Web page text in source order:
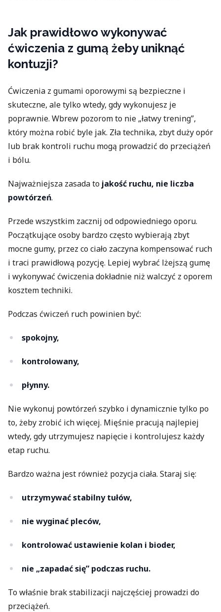
Jak prawidłowo wykonywać
ćwiczenia z gumą żeby uniknąć
kontuzji?
Ćwiczenia z gumami oporowymi są bezpieczne i
skuteczne, ale tylko wtedy, gdy wykonujesz je
poprawnie. Wbrew pozorom to nie „łatwy trening”,
który można robić byle jak. Zła technika, zbyt duży opór
lub brak kontroli ruchu mogą prowadzić do przeciążeń
i bólu.
Najważniejsza zasada to jakość ruchu, nie liczba
powtórzeń.
Przede wszystkim zacznij od odpowiedniego oporu.
Początkujące osoby bardzo często wybierają zbyt
mocne gumy, przez co ciało zaczyna kompensować ruch
i traci prawidłową pozycję. Lepiej wybrać lżejszą gumę
i wykonywać ćwiczenia dokładnie niż walczyć z oporem
kosztem techniki.
Podczas ćwiczeń ruch powinien być:
spokojny,
kontrolowany,
płynny.
Nie wykonuj powtórzeń szybko i dynamicznie tylko po
to, żeby zrobić ich więcej. Mięśnie pracują najlepiej
wtedy, gdy utrzymujesz napięcie i kontrolujesz każdy
etap ruchu.
Bardzo ważna jest również pozycja ciała. Staraj się:
utrzymywać stabilny tułów,
nie wyginać pleców,
kontrolować ustawienie kolan i bioder,
nie „zapadać się” podczas ruchu.
To właśnie brak stabilizacji najczęściej prowadzi do
przeciążeń.